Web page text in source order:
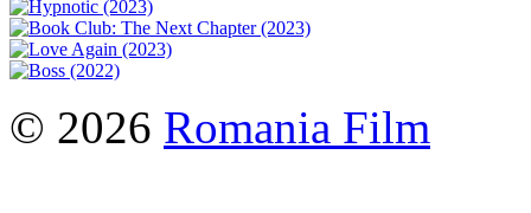
© 2026 Romania Film